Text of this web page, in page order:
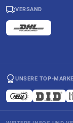
VERSAND
UNSERE TOP-